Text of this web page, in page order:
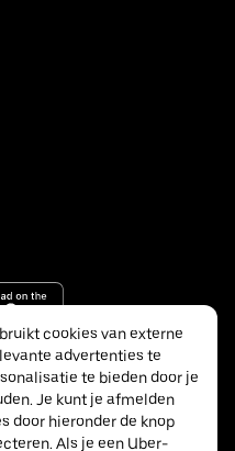
cookies van externe
advertenties te
te bieden door je
Je kunt je afmelden
door hieronder de knop
Als je een Uber-